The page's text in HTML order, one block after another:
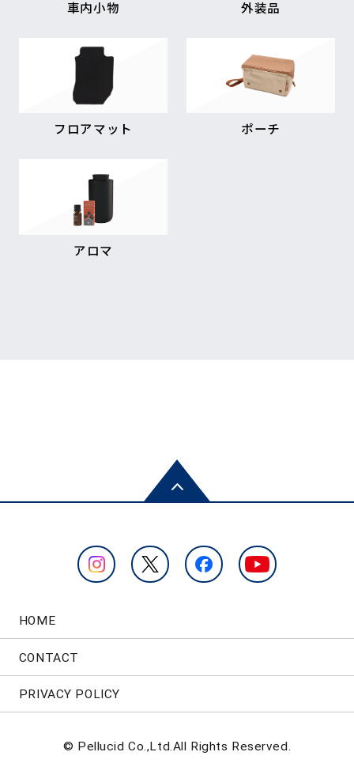
車内小物 外装品
フロアマット ポーチ
アロマ
HOME
CONTACT
PRIVACY POLICY
© Pellucid Co.,Ltd.All Rights Reserved.